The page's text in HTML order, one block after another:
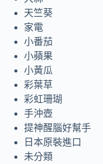
天竺葵
家電
小番茄
小蘋果
小黃瓜
彩葉草
彩虹珊瑚
手沖壺
提神醒腦好幫手
日本原裝進口
未分類